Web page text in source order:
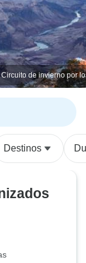
Circuito de invierno por
Nacionales
Destinos